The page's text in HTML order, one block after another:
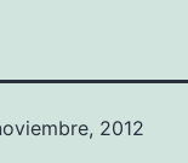
2012